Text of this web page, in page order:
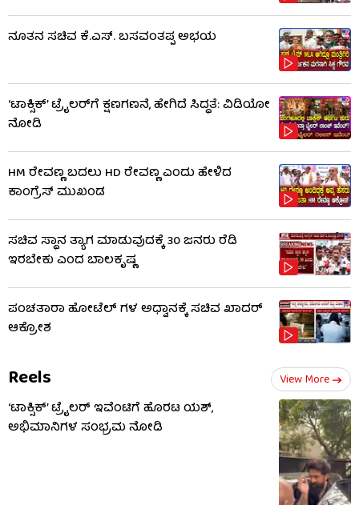
ನೂತನ ಸಚಿವ ಕೆ.ಎಸ್. ಬಸವಂತಪ್ಪ ಅಭಯ
‘ಟಾಕ್ಸಿಕ್’ ಟ್ರೈಲರ್​​ಗೆ ಕ್ಷಣಗಣನೆ, ಹೇಗಿದೆ ಸಿದ್ಧತೆ: ವಿಡಿಯೋ
ನೋಡಿ
HM ರೇವಣ್ಣ ಬದಲು HD ರೇವಣ್ಣ ಎಂದು ಹೇಳಿದ
ಕಾಂಗ್ರೆಸ್ ಮುಖಂಡ
ಸಚಿವ ಸ್ಥಾನ ತ್ಯಾಗ ಮಾಡುವುದಕ್ಕೆ 30 ಜನರು ರೆಡಿ
ಇರಬೇಕು ಎಂದ ಬಾಲಕೃಷ್ಣ
ಪಂಚತಾರಾ ಹೋಟೆಲ್ ಗಳ ಅಧ್ವಾನಕ್ಕೆ ಸಚಿವ ಖಾದರ್
ಆಕ್ರೋಶ
Reels View More
‘ಟಾಕ್ಸಿಕ್’ ಟ್ರೈಲರ್ ಇವೆಂಟಿಗೆ ಹೊರಟ ಯಶ್,
ಅಭಿಮಾನಿಗಳ ಸಂಭ್ರಮ ನೋಡಿ